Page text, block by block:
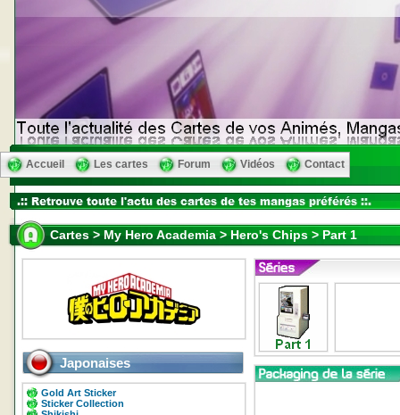
Accueil Les cartes Forum Vidéos Contact
Cartes > My Hero Academia > Hero's Chips > Part 1
Japonaises
Gold Art Sticker
Sticker Collection